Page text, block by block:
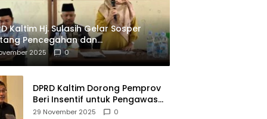
Kaltim Hj. Sulasih Gelar Sosper
Pencegahan dan
NAPZA
2025 0
DPRD Kaltim Dorong Pemprov
Beri Insentif untuk Pengawas
Madrasah dan Pendidikan
29 November 2025 0